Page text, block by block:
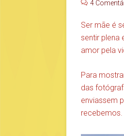
4
Ser mãe é
sentir plena
amor pela
Para
das
enviassem